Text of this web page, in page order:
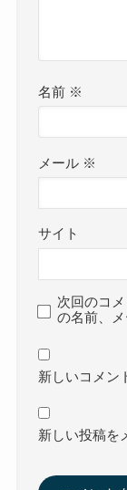
名前 ※
メール ※
サイト
次回のコ
の名前、
新しいコメン
新しい投稿を